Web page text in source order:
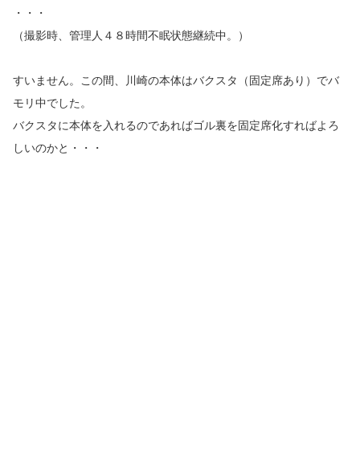
・・・
（撮影時、管理人４８時間不眠状態継続中。）
すいません。この間、川崎の本体はバクスタ（固定席あり）でバ
モリ中でした。
バクスタに本体を入れるのであればゴル裏を固定席化すればよろ
しいのかと・・・